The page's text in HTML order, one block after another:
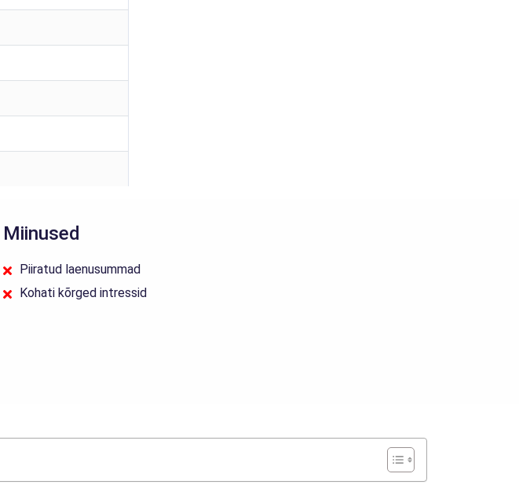
Miinused
Piiratud laenusummad
Kohati kõrged intressid